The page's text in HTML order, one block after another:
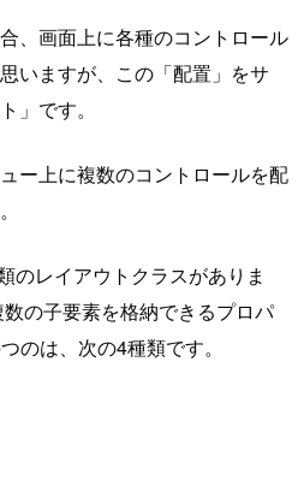
、画面上に各種のコントロール
いますが、この「配置」をサ
」です。
ー上に複数のコントロールを配
のレイアウトクラスがありま
の子要素を格納できるプロパ
のは、次の4種類です。